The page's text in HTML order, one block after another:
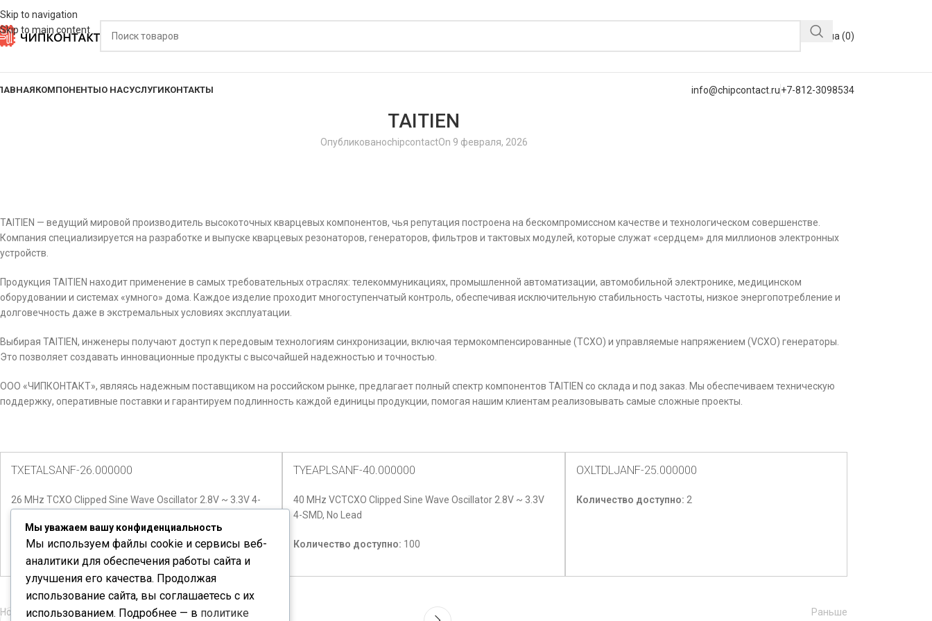
Skip to navigation
Skip to main content
Корзина (0)
КОМПОНЕНТЫО НАСУСЛУГИКОНТАКТЫ info@chipcontact.ru+7-812-3098534
TAITIEN
ОпубликованоchipcontactOn 9 февраля, 2026
TAITIEN — ведущий мировой производитель высокоточных кварцевых компонентов, чья репутация построена на бескомпромиссном качестве и технологическом совершенстве.
Компания специализируется на разработке и выпуске кварцевых резонаторов, генераторов, фильтров и тактовых модулей, которые служат «сердцем» для миллионов электронных
устройств.
Продукция TAITIEN находит применение в самых требовательных отраслях: телекоммуникациях, промышленной автоматизации, автомобильной электронике, медицинском
оборудовании и системах «умного» дома. Каждое изделие проходит многоступенчатый контроль, обеспечивая исключительную стабильность частоты, низкое энергопотребление и
долговечность даже в экстремальных условиях эксплуатации.
Выбирая TAITIEN, инженеры получают доступ к передовым технологиям синхронизации, включая термокомпенсированные (TCXO) и управляемые напряжением (VCXO) генераторы.
Это позволяет создавать инновационные продукты с высочайшей надежностью и точностью.
ООО «ЧИПКОНТАКТ», являясь надежным поставщиком на российском рынке, предлагает полный спектр компонентов TAITIEN со склада и под заказ. Мы обеспечиваем техническую
поддержку, оперативные поставки и гарантируем подлинность каждой единицы продукции, помогая нашим клиентам реализовывать самые сложные проекты.
TXETALSANF-26.000000
26 MHz TCXO Clipped Sine Wave Oscillator 2.8V ~ 3.3V 4-
Количество доступно:2480
TYEAPLSANF-40.000000
40 MHz VCTCXO Clipped Sine Wave Oscillator 2.8V ~ 3.3V
4-SMD, No Lead
Количество доступно: 100
OXLTDLJANF-25.000000
Количество доступно: 2
Новые Раньше
Мы уважаем вашу конфиденциальность
Мы используем файлы cookie и сервисы веб-
аналитики для обеспечения работы сайта и
улучшения его качества. Продолжая
использование сайта, вы соглашаетесь с их
использованием. Подробнее — в политике